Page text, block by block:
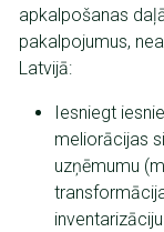
apkalpošanas
pakalpojumus,
Latvijā:
Iesniegt
meliorācijas
uzņēmumu